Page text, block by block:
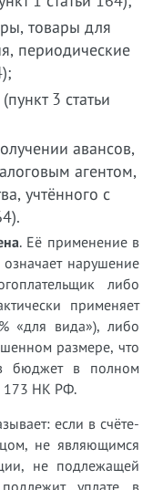
товары для
периодические
3 статьи
авансов,
агентом,
учтённого с
. Её применение в
нарушение
либо
применяет
«для вида»), либо
размере, что
в бюджет в полном
173 НК РФ.
если в счёте-
не являющимся
не подлежащей
уплате в